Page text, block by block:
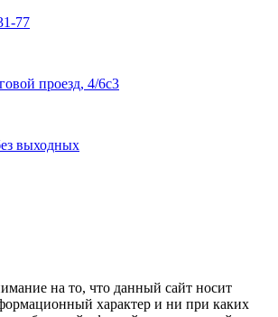
77
проезд, 4/6с3
выходных
на то, что данный сайт носит
характер и ни при каких